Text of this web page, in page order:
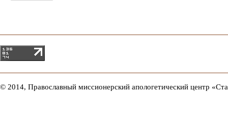
© 2014, Православный миссионерский апологетический центр